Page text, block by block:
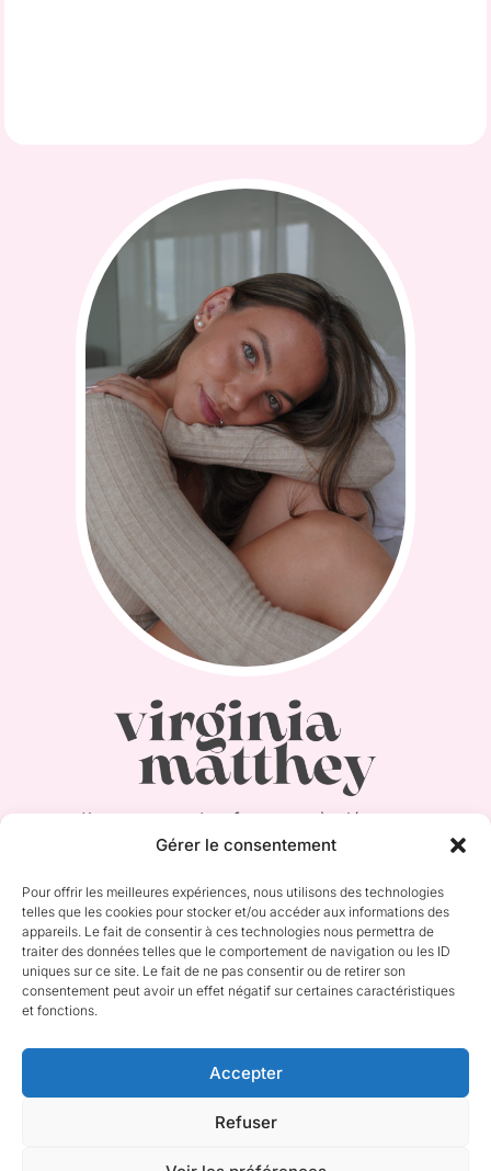
Gérer le consentement
Pour offrir les meilleures expériences, nous utilisons des technologies
telles que les cookies pour stocker et/ou accéder aux informations des
appareils. Le fait de consentir à ces technologies nous permettra de
traiter des données telles que le comportement de navigation ou les ID
uniques sur ce site. Le fait de ne pas consentir ou de retirer son
consentement peut avoir un effet négatif sur certaines caractéristiques
et fonctions.
Accepter
Refuser
J’encourage les femmes à s’écouter
et à se faire confiance à travers leur
économise 5% sur ma
boutique bien-être préférée